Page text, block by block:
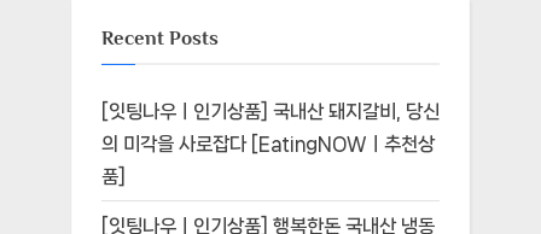
Recent Posts
[잇팅나우ㅣ인기상품] 국내산 돼지갈비, 당신
의 미각을 사로잡다 [EatingNOWㅣ추천상
품]
[잇팅나우ㅣ인기상품] 행복한돈 국내산 냉동